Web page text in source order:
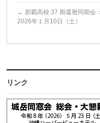
← 那覇⾼校 37 期還暦同期会：
2026年１月10日（土）
リンク